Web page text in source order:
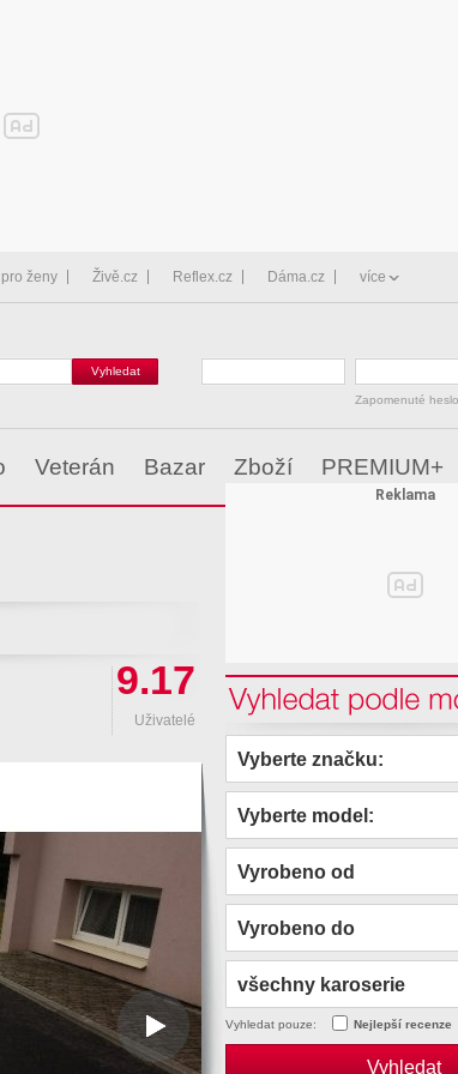
ženy Živě.cz Reflex.cz Dáma.cz více
Zapomenuté
Veterán Bazar Zboží PREMIUM+
9.17
Uživatelé
Vyhledat podle
Vyberte značku:
Vyberte model:
Vyrobeno od
Vyrobeno do
všechny karoserie
Vyhledat pouze: Nejlepší recenze